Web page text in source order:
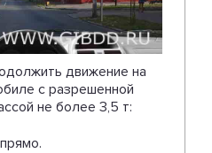
движение на
с разрешенной
не более 3,5 т: